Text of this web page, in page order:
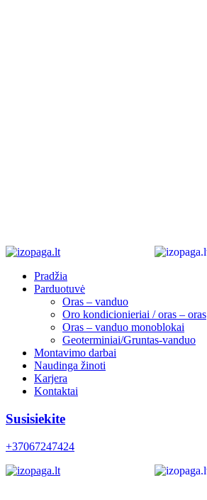
Pradžia
Parduotuvė
Oras – vanduo
Oro kondicionieriai / oras – oras
Oras – vanduo monoblokai
Geoterminiai/Gruntas-vanduo
Montavimo darbai
Naudinga žinoti
Karjera
Kontaktai
Susisiekite
+37067247424